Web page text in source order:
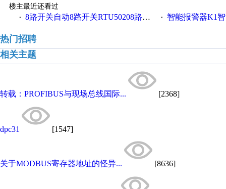
楼主最近还看过
· 8路开关自动8路开关RTU50208路开关金鸽RTU5021 · 智能报警器K1智能
热门招聘
相关主题
转载：PROFIBUS与现场总线国际... [2368]
dpc31 [1547]
关于MODBUS寄存器地址的怪异... [8636]